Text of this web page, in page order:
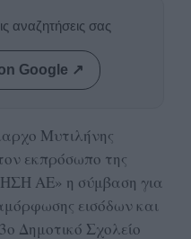
αναζητήσεις σας
Google ↗
Μυτιλήνης
εκπρόσωπο της
ΑΕ» η σύμβαση για
εισόδων και
Δημοτικό Σχολείο